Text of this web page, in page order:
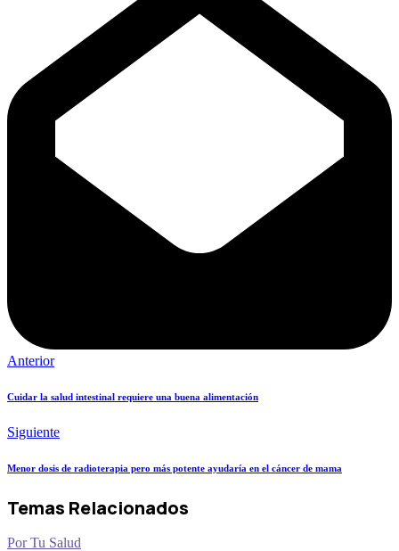
Anterior
Cuidar la salud intestinal requiere una buena alimentación
Siguiente
Menor dosis de radioterapia pero más potente ayudaría en el cáncer de mama
Temas Relacionados
Por Tu Salud